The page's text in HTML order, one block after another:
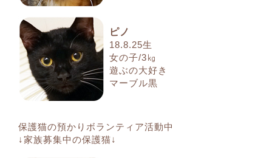
ピノ
18.8.25生
女の子/3㎏
遊ぶの大好き
マーブル黒
保護猫の預かりボランティア活動中
↓家族募集中の保護猫↓